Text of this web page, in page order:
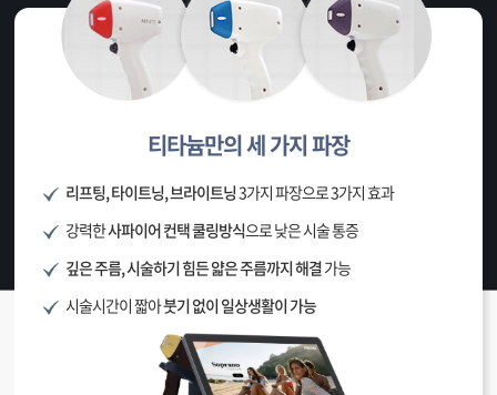
티타늄만의 세 가지 파장
리프팅, 타이트닝, 브라이트닝3가지 파장으로 3가지 효과
강력한사파이어 컨택 쿨링방식으로 낮은 시술 통증
깊은 주름, 시술하기 힘든 얇은 주름까지 해결가능
시술시간이 짧아붓기 없이 일상생활이 가능